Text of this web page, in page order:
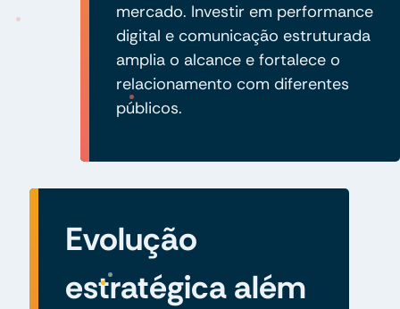
mercado. Investir em performance
digital e comunicação estruturada
amplia o alcance e fortalece o
relacionamento com diferentes
públicos.
Evolução
estratégica além